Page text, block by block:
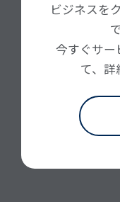
ビジネスを
今すぐサー
て、詳